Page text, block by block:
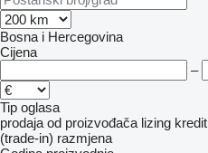
Bosna i Hercegovina
Cijena
–
Tip oglasa
prodaja od proizvođača lizing kredit
(trade-in) razmjena